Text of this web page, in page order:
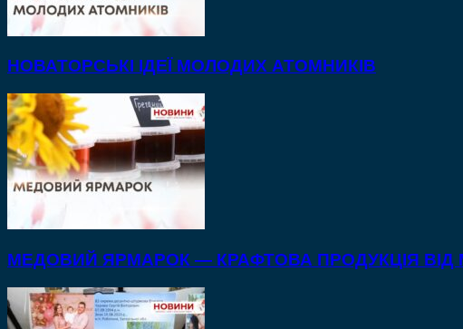
НОВАТОРСЬКІ ІДЕЇ МОЛОДИХ АТОМНИКІВ
МЕДОВИЙ ЯРМАРОК — КРАФТОВА ПРОДУКЦІЯ ВІД